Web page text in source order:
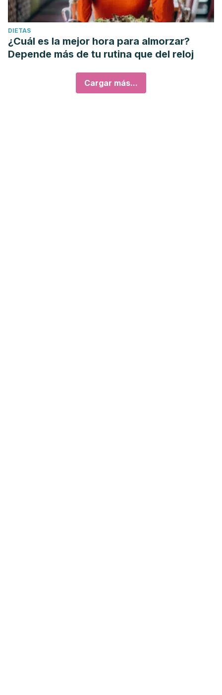
DIETAS
¿Cuál es la mejor hora para almorzar?
Depende más de tu rutina que del reloj
Cargar más...